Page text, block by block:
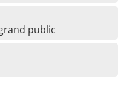
public